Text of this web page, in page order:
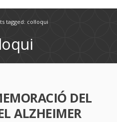
tagged: col·loqui
DEL
ALZHEIMER